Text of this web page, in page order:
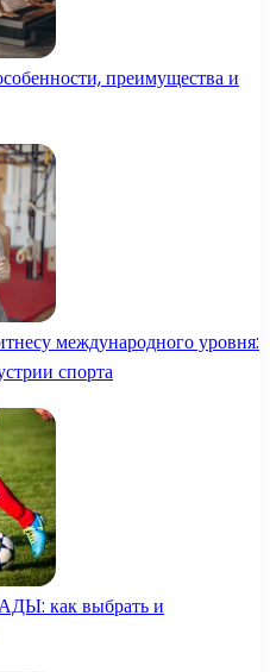
преимущества и
международного уровня:
спорта
как выбрать и